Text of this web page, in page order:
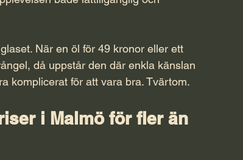
. När en öl för 49 kronor eller ett
då uppstår den där enkla känslan
komplicerat för att vara bra. Tvärtom.
i Malmö för fler än